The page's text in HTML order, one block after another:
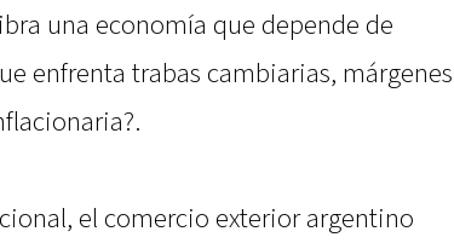
una economía que depende de
enfrenta trabas cambiarias, márgenes
el comercio exterior argentino